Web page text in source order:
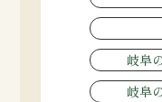
岐阜
岐阜